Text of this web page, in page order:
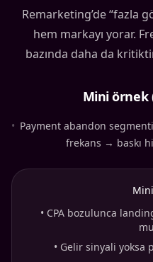
Remarketing’de “fazla
hem markayı yorar.
bazında daha da
Mini örnek
• Payment abandon
frekans → baskı
• CPA bozulunca
• Gelir sinyali yoksa